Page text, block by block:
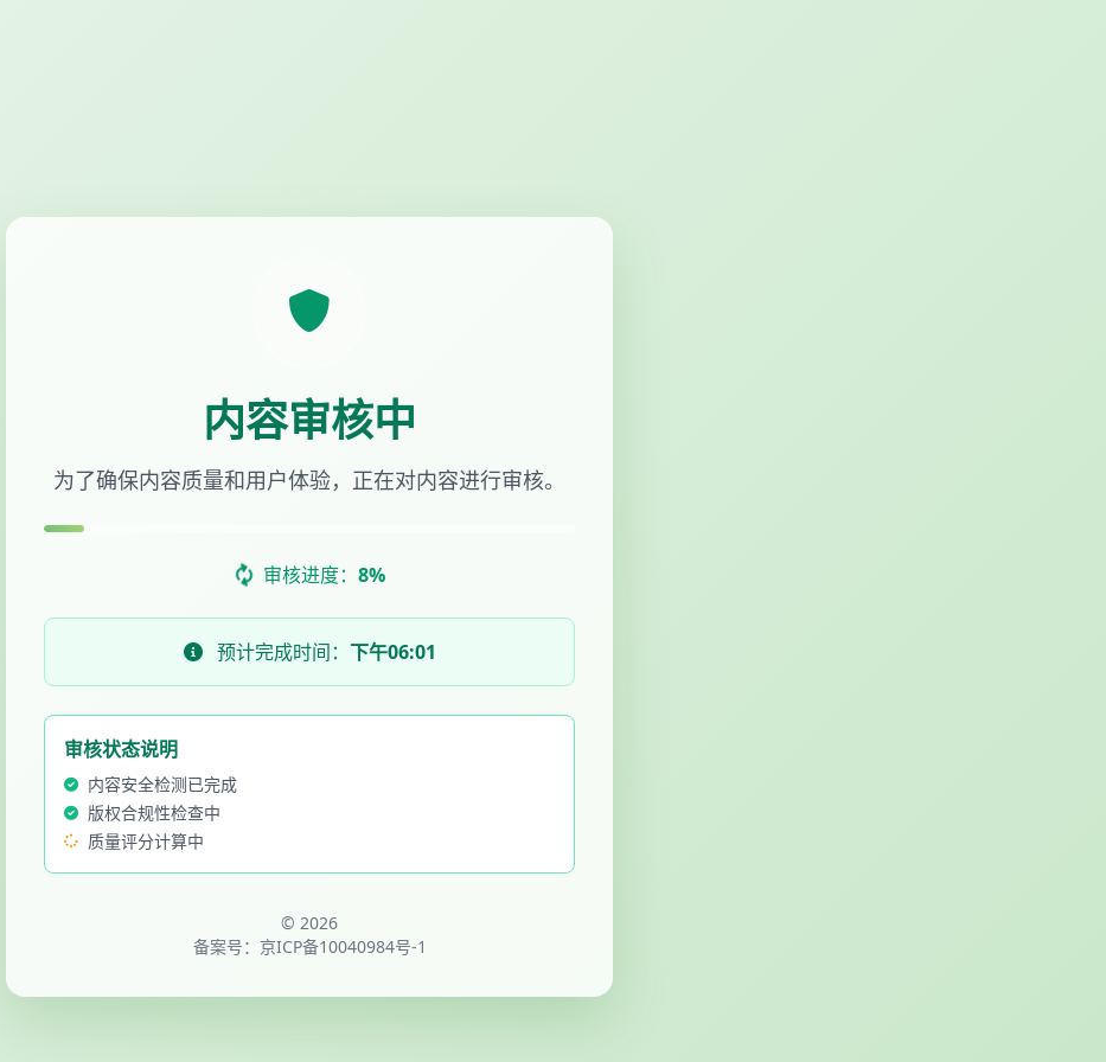
内容审核中
为了确保内容质量和用户体验，正在对内容进行审核。
审核进度： 8%
预计完成时间： 下午06:01
审核状态说明
内容安全检测已完成
版权合规性检查中
质量评分计算中
© 2026
备案号： 京ICP备10040984号-1